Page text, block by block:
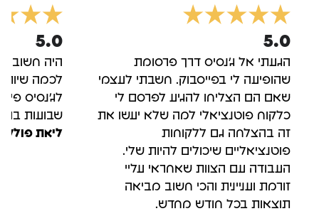
5.0
הגעתי אל ג'נסיס דרך פרסומת
שהופיעה לי בפייסבוק. חשבתי לעצמי
שאם הם הצליחו להגיע לפרסם לי
כלקוח פוטנציאלי למה שלא יעשו את
זה בהצלחה גם ללקוחות
פוטנציאליים שיכולים להיות שלי.
העבודה עם הצוות שאחראי עליי
זורמת ועניינית והכי חשוב מביאה
תוצאות בכל חודש מחדש.
5.0
היה חשוב
לכמה שיותר
לג'נסיס
שבועות
ליאת פולק